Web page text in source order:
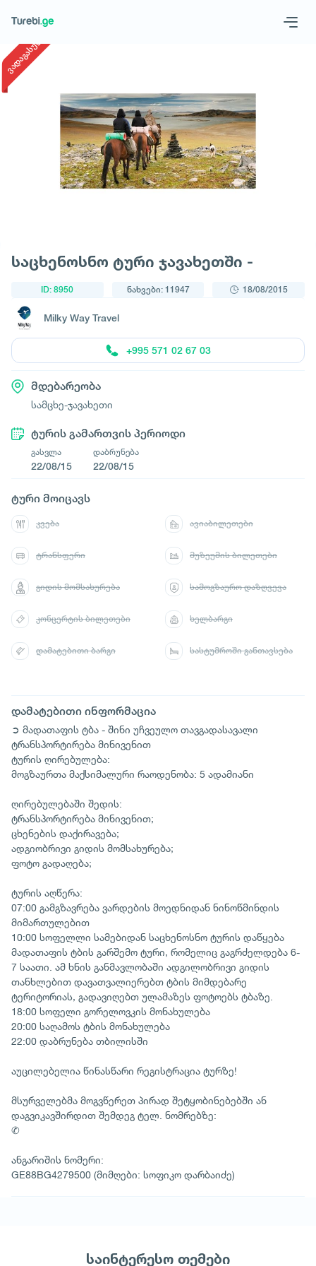
მოითხოვე ტური
ვადაგასული
საცხენოსნო ტური ჯავახეთში -
ID: 8950 ნახვები: 11947 18/08/2015
Milky Way Travel
+995 571 02 67 03
მდებარეობა
სამცხე-ჯავახეთი
ტურის გამართვის პერიოდი
გასვლა
22/08/15
დაბრუნება
22/08/15
დამატებითი ინფორმაცია
➲ მადათაფის ტბა - შინი უჩვეულო თავგადასავალი
ტრანსპორტირება მინივენით
ტურის ღირებულება:
მოგზაურთა მაქსიმალური რაოდენობა: 5 ადამიანი
ღირებულებაში შედის:
ტრანსპორტირება მინივენით;
ცხენების დაქირავება;
ადგიობრივი გიდის მომსახურება;
ფოტო გადაღება;
ტურის აღწერა:
07:00 გამგზავრება ვარდების მოედნიდან ნინოწმინდის
მიმართულებით
10:00 სოფელლი სამებიდან საცხენოსნო ტურის დაწყება
მადათაფის ტბის გარშემო ტური, რომელიც გაგრძელდება 6-
7 საათი. ამ ხნის განმავლობაში ადგილობრივი გიდის
თანხლებით დავათვალიერებთ ტბის მიმდებარე
ტერიტორიას, გადავიღებთ ულამაზეს ფოტოებს ტბაზე.
18:00 სოფელი გორელოვკის მონახულება
20:00 საღამოს ტბის მონახულება
22:00 დაბრუნება თბილისში
აუცილებელია წინასწარი რეგისტრაცია ტურზე!
მსურველებმა მოგვწერეთ პირად შეტყობინებებში ან
დაგვიკავშირდით შემდეგ ტელ. ნომრებზე:
✆
ანგარიშის ნომერი:
GE88BG4279500 (მიმღები: სოფიკო დარბაიძე)
ტური მოიცავს
კვება ავიაბილეთები
ტრანსფერი მუზეუმის ბილეთები
გიდის მომსახურება სამოგზაურო დაზღვევა
კონცერტის ბილეთები ხელბარგი
დამატებითი ბარგი სასტუმროში განთავსება
საინტერესო თემები